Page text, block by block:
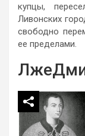
купцы,
Ливонских
свободно
ее пределами.